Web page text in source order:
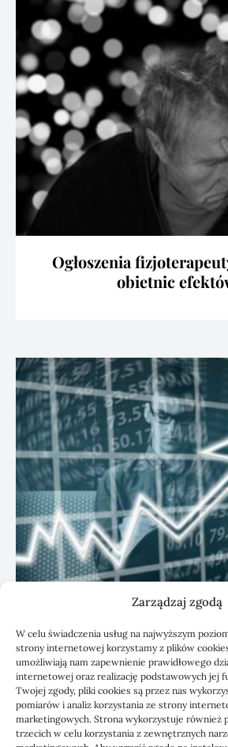
Zarządzaj zgodą
W celu świadczenia usług na najwyższym
strony internetowej korzystamy z plików
umożliwiają nam zapewnienie prawidłowego
internetowej oraz realizację podstawowych jej
Twojej zgody, pliki cookies są przez nas
pomiarów i analiz korzystania ze strony
marketingowych. Strona wykorzystuje również
trzecich w celu korzystania z zewnętrznych
Ogłoszenia
obietnic
KSeF: przygotowanie sp. z
rachunkowym